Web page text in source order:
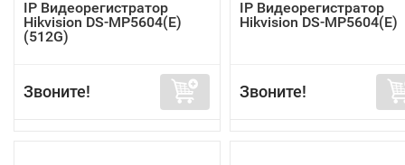
IP Видеорегистратор
Hikvision DS-MP5604(E)
(512G)
Звоните!
IP Видеорегистратор
Hikvision DS-MP5604(E)
Звоните!